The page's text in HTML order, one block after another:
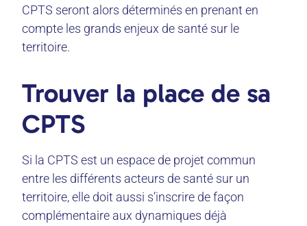
CPTS seront alors déterminés en prenant en
compte les grands enjeux de santé sur le
territoire.
Trouver la place de sa
CPTS
Si la CPTS est un espace de projet commun
entre les différents acteurs de santé sur un
territoire, elle doit aussi s’inscrire de façon
complémentaire aux dynamiques déjà